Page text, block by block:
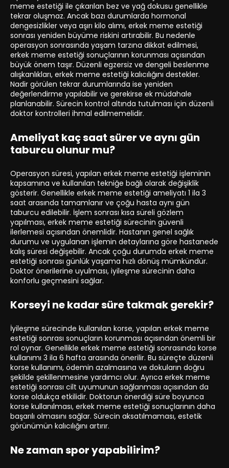
meme estetiği ile çıkarılan bez ve yağ dokusu genellikle
tekrar oluşmaz. Ancak bazı durumlarda hormonal
dengesizlikler veya aşırı kilo alımı, erkek meme estetiği
sonrası yeniden büyüme riskini artırabilir. Bu nedenle
operasyon sonrasında yaşam tarzına dikkat edilmesi,
erkek meme estetiği sonuçlarının korunması açısından
büyük önem taşır. Düzenli egzersiz ve dengeli beslenme
alışkanlıkları, erkek meme estetiği kalıcılığını destekler.
Nadir görülen tekrar durumlarında ise yeniden
değerlendirme yapılabilir ve gerekirse ek müdahale
planlanabilir. Sürecin kontrol altında tutulması için düzenli
doktor kontrolleri ihmal edilmemelidir.
Ameliyat kaç saat sürer ve aynı gün
taburcu olunur mu?
Operasyon süresi, yapılan erkek meme estetiği işleminin
kapsamına ve kullanılan tekniğe bağlı olarak değişiklik
gösterir. Genellikle erkek meme estetiği ameliyatı 1 ila 3
saat arasında tamamlanır ve çoğu hasta aynı gün
taburcu edilebilir. İşlem sonrası kısa süreli gözlem
yapılması, erkek meme estetiği sürecinin güvenli
ilerlemesi açısından önemlidir. Hastanın genel sağlık
durumu ve uygulanan işlemin detaylarına göre hastanede
kalış süresi değişebilir. Ancak çoğu durumda erkek meme
estetiği sonrası günlük yaşama hızlı dönüş mümkündür.
Doktor önerilerine uyulması, iyileşme sürecinin daha
konforlu geçmesini sağlar.
Korseyi ne kadar süre takmak gerekir?
İyileşme sürecinde kullanılan korse, yapılan erkek meme
estetiği sonrası sonuçların korunması açısından önemli bir
rol oynar. Genellikle erkek meme estetiği sonrasında korse
kullanımı 3 ila 6 hafta arasında önerilir. Bu süreçte düzenli
korse kullanımı, ödemin azalmasına ve dokuların doğru
şekilde şekillenmesine yardımcı olur. Ayrıca erkek meme
estetiği sonrası cilt uyumunun sağlanması açısından da
korse oldukça etkilidir. Doktorun önerdiği süre boyunca
korse kullanılması, erkek meme estetiği sonuçlarının daha
başarılı olmasını sağlar. Sürecin aksatılmaması, estetik
görünümün kalıcılığını artırır.
Ne zaman spor yapabilirim?